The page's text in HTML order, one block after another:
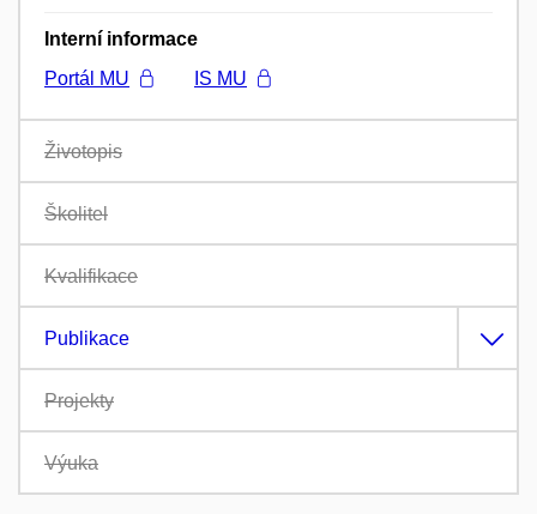
Interní informace
Portál MU
IS MU
Životopis
Školitel
Kvalifikace
Publikace
Projekty
Výuka